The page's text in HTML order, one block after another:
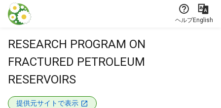
本文に飛ぶ
ヘルプEnglish
RESEARCH PROGRAM ON
FRACTURED PETROLEUM
RESERVOIRS
提供元サイトで表示